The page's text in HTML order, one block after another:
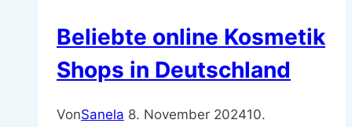
Beliebte online Kosmetik
Shops in Deutschland
VonSanela 8. November 202410.